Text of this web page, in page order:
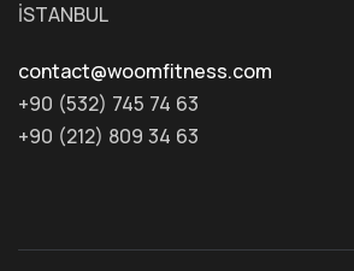
İSTANBUL
contact@woomfitness.com
+90 (532) 745 74 63
+90 (212) 809 34 63